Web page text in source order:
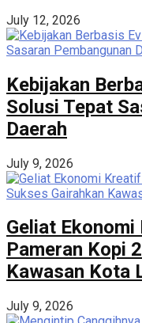
July 12, 2026
Kebijakan
Solusi Tepat
Daerah
July 9, 2026
Geliat
Pameran Kopi
Kawasan Kota
July 9, 2026